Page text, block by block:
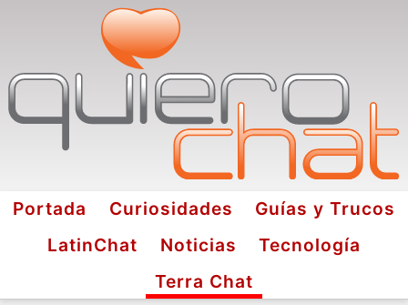
Portada Curiosidades
Guías y Trucos
LatinChat
Noticias
Tecnología
Terra Chat